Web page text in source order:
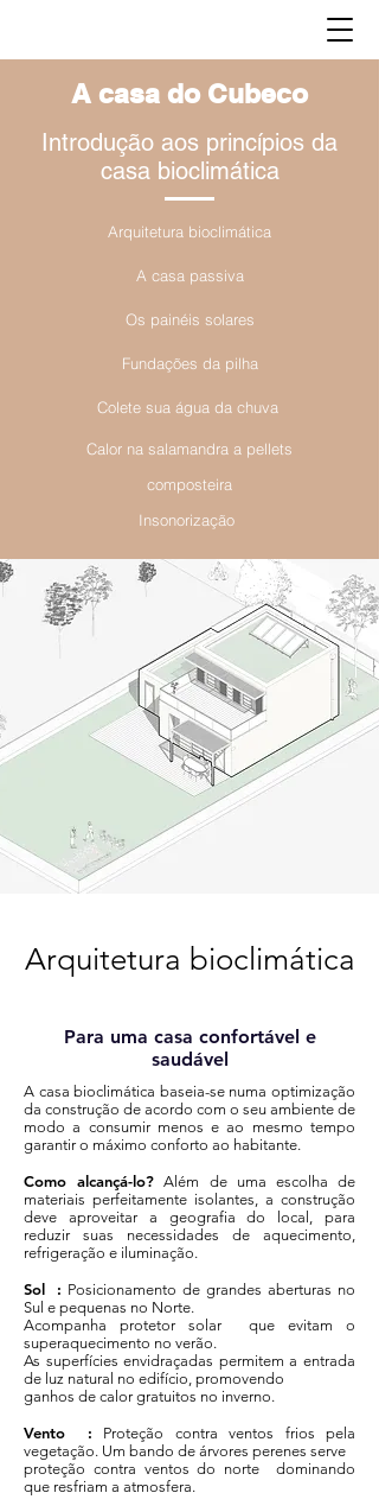
A casa do Cubeco
Introdução aos princípios da
casa bioclimática
Arquitetura bioclimática
A casa passiva
Os painéis solares
Fundações da pilha
Colete sua água da chuva
Calor na salamandra a pellets
composteira
Insonorização
Arquitetura bioclimática
Para uma casa confortável e
saudável
A casa bioclimática baseia-se numa optimização
da construção de acordo com o seu ambiente de
modo a consumir menos e ao mesmo tempo
garantir o máximo conforto ao habitante.
Como alcançá-lo? Além de uma escolha de
materiais perfeitamente isolantes, a construção
deve aproveitar a geografia do local, para
reduzir suas necessidades de aquecimento,
refrigeração e iluminação.
Sol : Posicionamento de grandes aberturas no
Sul e pequenas no Norte.
Acompanha protetor solar que evitam o
superaquecimento no verão.
As superfícies envidraçadas permitem a entrada
de luz natural no edifício, promovendo
ganhos de calor gratuitos no inverno.
Vento : Proteção contra ventos frios pela
vegetação. Um bando de árvores perenes serve
proteção contra ventos do norte dominando
que resfriam a atmosfera.